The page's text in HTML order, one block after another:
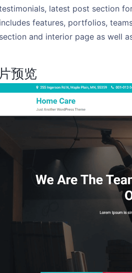
latest post section
includes features, portfolios,
section and interior page as well
预览